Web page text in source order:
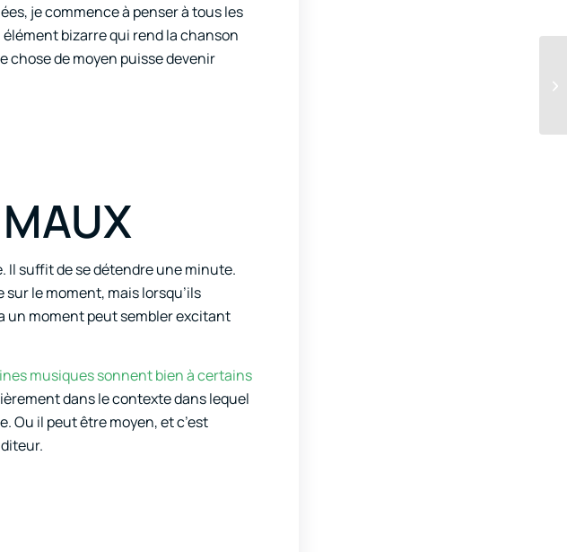
je commence à penser à tous les
bizarre qui rend la chanson
chose de moyen puisse devenir
Il suffit de se détendre une minute.
le moment, mais lorsqu’ils
un moment peut sembler excitant
musiques sonnent bien à certains
dans le contexte dans lequel
Ou il peut être moyen, et c’est